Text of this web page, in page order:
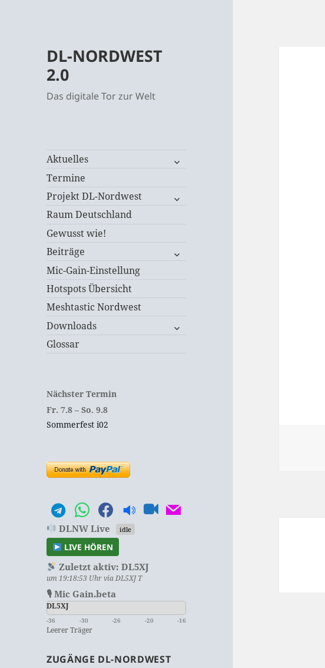
DL-NORDWEST
2.0
Das digitale Tor zur Welt
Aktuelles
untermenü
Termine
Projekt DL-Nordwest
untermenü
Raum Deutschland
Gewusst wie!
Beiträge
untermenü
Mic-Gain-Einstellung
Hotspots Übersicht
Meshtastic Nordwest
Downloads
untermenü
Glossar
Nächster Termin
Fr. 7.8 –So. 9.8
Sommerfest i02
DLNW Live idle
LIVE HÖREN
Zuletzt aktiv: DL5XJ
um 19:18:53 Uhr via DL5XJ T
🎙 Mic Gain.beta
DL5XJ
-36 -30 -26 -20 -16
Leerer Träger
ZUGÄNGE DL-NORDWEST